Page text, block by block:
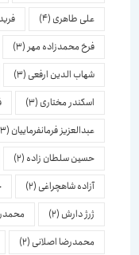
علی طاهری(4) فرید
فرخ محمدزاده مهر (3)
شهاب الدین ارفعی(3)
اسكندر مختاری(3)
عبدالعزیز فرمانفرماییان(3)
حسین سلطان زاده(2)
آزاده شاهچراغی(2)
ژرژ دارش(2) محمدرضا
محمدرضا اصلانی(2)